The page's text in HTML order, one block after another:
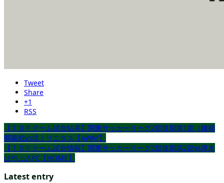
Tweet
Share
+1
RSS
【ＴＯＰチーム試合結果】関東サッカーリーグ2部後期第1節（後期
開幕戦vs境トリニタス【AWAY】
【ＴＯＰチーム試合情報】関東サッカーリーグ2部後期第2節vs厚木
はやぶさFC【HOME】
Latest entry